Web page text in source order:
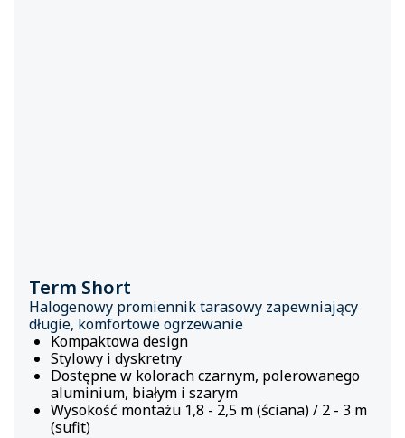
Term Short
Halogenowy promiennik tarasowy zapewniający
długie, komfortowe ogrzewanie
Kompaktowa design
Stylowy i dyskretny
Dostępne w kolorach czarnym, polerowanego
aluminium, białym i szarym
Wysokość montażu 1,8 - 2,5 m (ściana) / 2 - 3 m
(sufit)